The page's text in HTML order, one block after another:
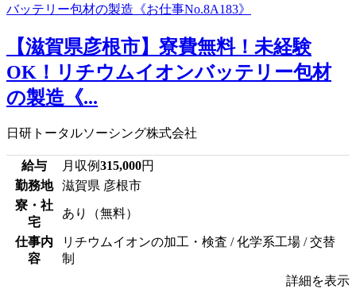
【滋賀県彦根市】寮費無料！未経験
OK！リチウムイオンバッテリー包材
の製造《...
日研トータルソーシング株式会社
給与 月収例315,000円
勤務地
滋賀県 彦根市
寮・社
宅
あり（無料）
仕事内
容
リチウムイオンの加工・検査 / 化学系工場 / 交替
制
詳細を表示